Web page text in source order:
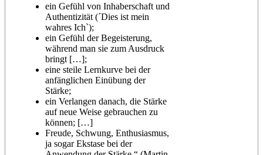
ein Gefühl von Inhaberschaft und
Authentizität (´Dies ist mein
wahres Ich`);
ein Gefühl der Begeisterung,
während man sie zum Ausdruck
bringt […];
eine steile Lernkurve bei der
anfänglichen Einübung der
Stärke;
ein Verlangen danach, die Stärke
auf neue Weise gebrauchen zu
können; […]
Freude, Schwung, Enthusiasmus,
ja sogar Ekstase bei der